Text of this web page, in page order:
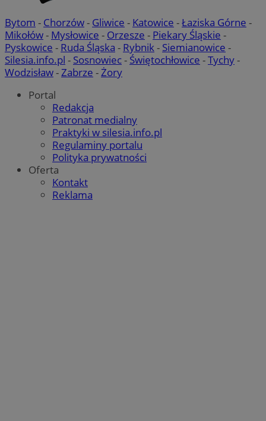
Bytom - Chorzów- Gliwice - Katowice -Łaziska Górne -
Mikołów- Mysłowice - Orzesze - Piekary Śląskie -
Pyskowice - Ruda Śląska - Rybnik- Siemianowice -
Silesia.info.pl - Sosnowiec- Świętochłowice -Tychy-
Wodzisław-Zabrze -Żory
Portal
Redakcja
Patronat medialny
Praktyki w silesia.info.pl
Regulaminy portalu
Polityka prywatności
Oferta
Kontakt
Reklama